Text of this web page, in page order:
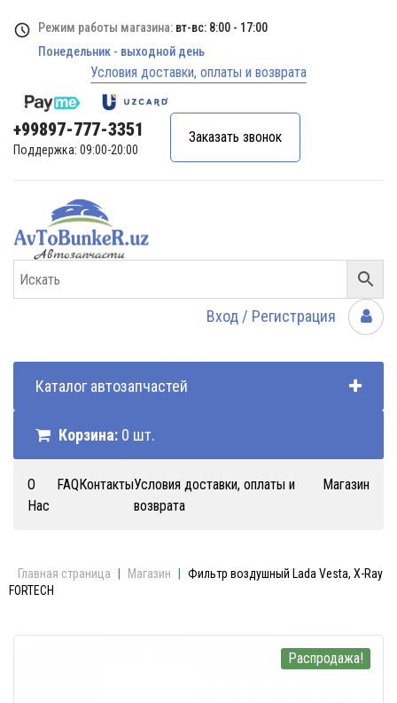
Режим работы магазина: вт-вс: 8:00 - 17:00
Понедельник - выходной день
Условия доставки, оплаты и возврата
+99897-777-3351
Поддержка: 09:00-20:00
Заказать звонок
Вход / Регистрация
Каталог автозапчастей
Корзина: 0 шт.
О
Нас
FAQКонтактыУсловия доставки, оплаты и
возврата
Магазин
Главная страница Магазин
Фильтр воздушный Lada Vesta, X-Ray
FORTECH
Распродажа!